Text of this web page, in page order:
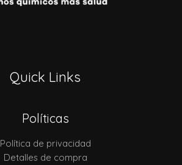
Quick Links
Políticas
Política de privacidad
Detalles de compra